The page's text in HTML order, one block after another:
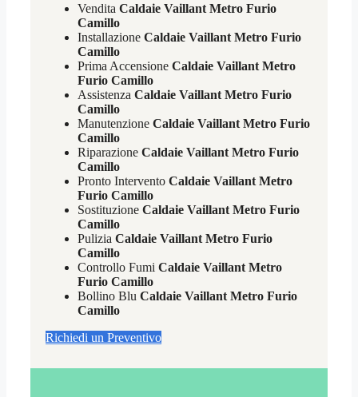
Vendita Caldaie Vaillant Metro Furio
Camillo
Installazione Caldaie Vaillant Metro Furio
Camillo
Prima Accensione Caldaie Vaillant Metro
Furio Camillo
Assistenza Caldaie Vaillant Metro Furio
Camillo
Manutenzione Caldaie Vaillant Metro Furio
Camillo
Riparazione Caldaie Vaillant Metro Furio
Camillo
Pronto Intervento Caldaie Vaillant Metro
Furio Camillo
Sostituzione Caldaie Vaillant Metro Furio
Camillo
Pulizia Caldaie Vaillant Metro Furio
Camillo
Controllo Fumi Caldaie Vaillant Metro
Furio Camillo
Bollino Blu Caldaie Vaillant Metro Furio
Camillo
Richiedi un Preventivo